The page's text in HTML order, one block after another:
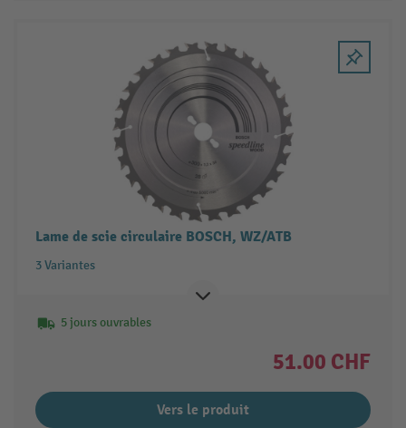
Lame de scie circulaire BOSCH, WZ/ATB
3 Variantes
5 jours ouvrables
51.00 CHF
Vers le produit